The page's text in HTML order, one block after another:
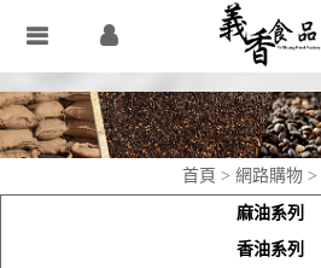
首頁 > 網路購物 >
麻油系列
香油系列